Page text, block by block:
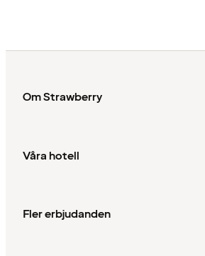
Om Strawberry
Våra hotell
Fler erbjudanden